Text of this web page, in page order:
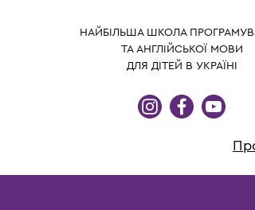
НАЙБІЛЬША ШКОЛА
ТА АНГЛІЙСЬКОЇ МОВИ
ДЛЯ ДІТЕЙ В УКРАЇНІ